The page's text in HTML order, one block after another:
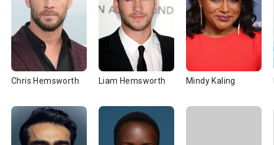
Chris Hemsworth Liam Hemsworth Mindy Kaling